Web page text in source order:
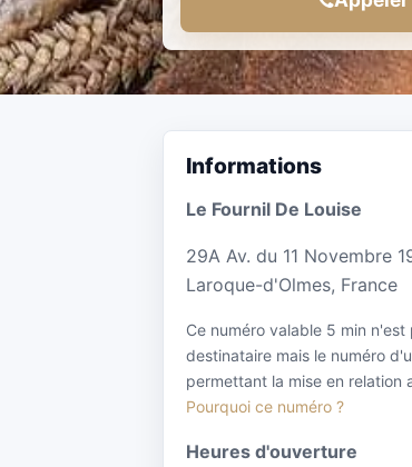
Informations
Le Fournil De Louise
29A Av. du 11 Novembre
Laroque-d'Olmes, France
Ce numéro valable 5 min n'est
destinataire mais le numéro
permettant la mise en relation
Pourquoi ce numéro ?
Heures d'ouverture